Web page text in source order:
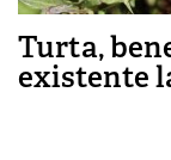
Turta,
existente